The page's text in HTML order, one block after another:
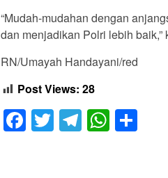
“Mudah-mudahan dengan
dan menjadikan Polri lebih baik,”
RN/Umayah Handayani/red
Post Views: 28
Facebook
Twitter
Telegram